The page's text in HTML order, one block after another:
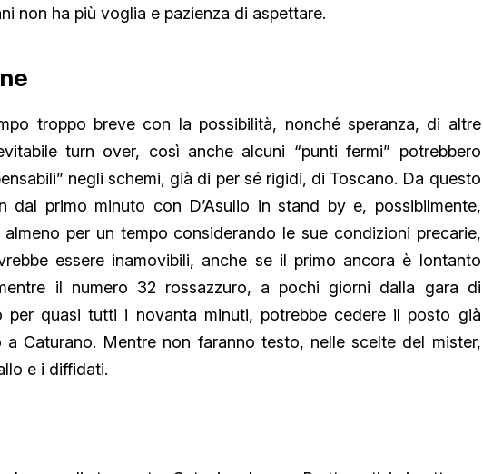
non ha più voglia e pazienza di aspettare.
troppo breve con la possibilità, nonché speranza, di altre
turn over, così anche alcuni “punti fermi” potrebbero
negli schemi, già di per sé rigidi, di Toscano. Da questo
dal primo minuto con D’Asulio in stand by e, possibilmente,
per un tempo considerando le sue condizioni precarie,
essere inamovibili, anche se il primo ancora è lontanto
il numero 32 rossazzuro, a pochi giorni dalla gara di
per quasi tutti i novanta minuti, potrebbe cedere il posto già
a Caturano. Mentre non faranno testo, nelle scelte del mister,
e i diffidati.